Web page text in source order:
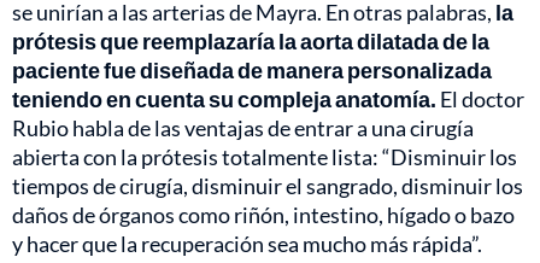
se unirían a las arterias de Mayra. En otras palabras, la
prótesis que reemplazaría la aorta dilatada de la
paciente fue diseñada de manera personalizada
teniendo en cuenta su compleja anatomía. El doctor
Rubio habla de las ventajas de entrar a una cirugía
abierta con la prótesis totalmente lista: “Disminuir los
tiempos de cirugía, disminuir el sangrado, disminuir los
daños de órganos como riñón, intestino, hígado o bazo
y hacer que la recuperación sea mucho más rápida”.